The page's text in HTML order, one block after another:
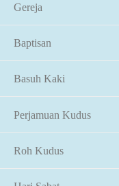
Gereja
Baptisan
Basuh Kaki
Perjamuan Kudus
Roh Kudus